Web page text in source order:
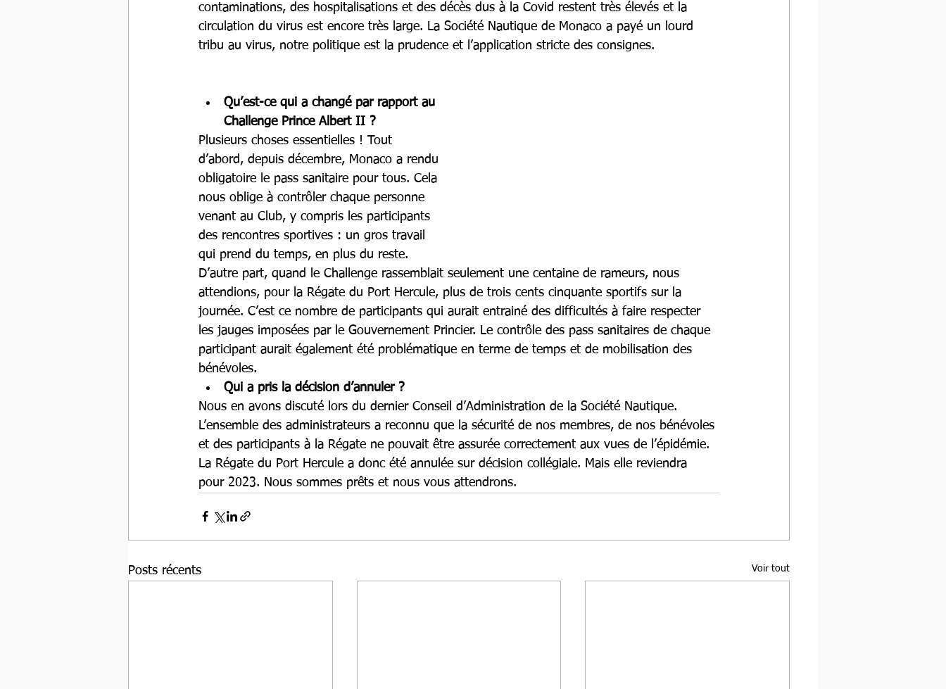
contaminations, des hospitalisations et des décès dus à la Covid restent très élevés et la
circulation du virus est encore très large. La Société Nautique de Monaco a payé un lourd
tribu au virus, notre politique est la prudence et l’application stricte des consignes.
Qu’est-ce qui a changé par rapport au
Challenge Prince Albert II ?
Plusieurs choses essentielles ! Tout
d’abord, depuis décembre, Monaco a rendu
obligatoire le pass sanitaire pour tous. Cela
nous oblige à contrôler chaque personne
venant au Club, y compris les participants
des rencontres sportives : un gros travail
qui prend du temps, en plus du reste.
D’autre part, quand le Challenge rassemblait seulement une centaine de rameurs, nous
attendions, pour la Régate du Port Hercule, plus de trois cents cinquante sportifs sur la
journée. C’est ce nombre de participants qui aurait entrainé des difficultés à faire respecter
les jauges imposées par le Gouvernement Princier. Le contrôle des pass sanitaires de chaque
participant aurait également été problématique en terme de temps et de mobilisation des
bénévoles.
Qui a pris la décision d’annuler ?
Nous en avons discuté lors du dernier Conseil d’Administration de la Société Nautique.
L’ensemble des administrateurs a reconnu que la sécurité de nos membres, de nos bénévoles
et des participants à la Régate ne pouvait être assurée correctement aux vues de l’épidémie.
La Régate du Port Hercule a donc été annulée sur décision collégiale. Mais elle reviendra
pour 2023. Nous sommes prêts et nous vous attendrons.
Posts récents Voir tout